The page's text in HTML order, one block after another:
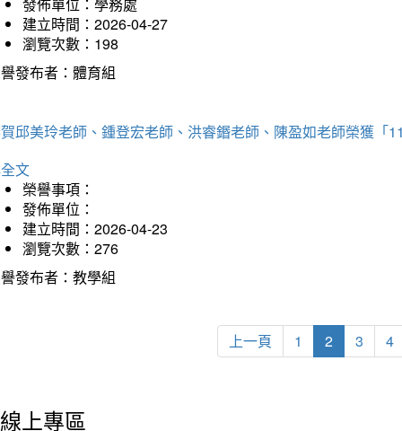
建立時間：2026-04-27
瀏覽次數：198
發布者：體育組
邱美玲老師、鍾登宏老師、洪睿鍲老師、陳盈如老師榮獲「
文
榮譽事項：
發佈單位：
建立時間：2026-04-23
瀏覽次數：276
發布者：教學組
上一頁 1 2 3 4
線上專區